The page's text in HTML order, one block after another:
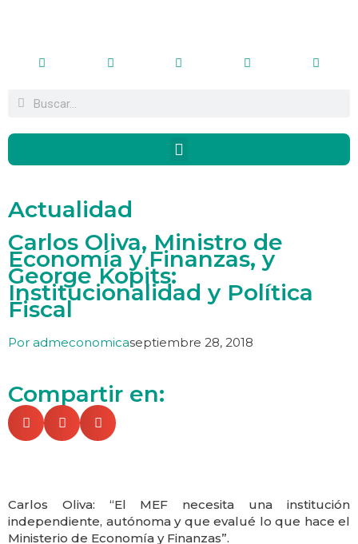
Actualidad
Carlos Oliva, Ministro de
Economía y Finanzas, y
George Kopits:
Institucionalidad y Política
Fiscal
Por admeconomicaseptiembre 28, 2018
Compartir en:
Carlos Oliva: “El MEF necesita una institución
independiente, autónoma y que evalué lo que hace el
Ministerio de Economía y Finanzas”.